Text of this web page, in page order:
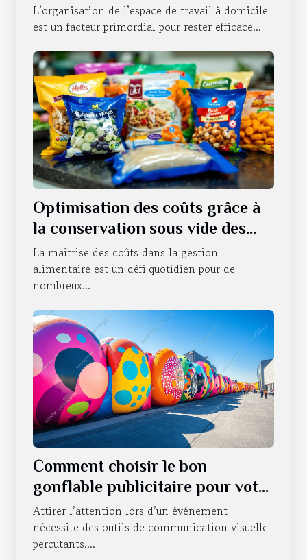
la productivité ?
L’organisation de l’espace de travail à domicile
est un facteur primordial pour rester efficace...
Optimisation des coûts grâce à
la conservation sous vide des
produits alimentaires
La maîtrise des coûts dans la gestion
alimentaire est un défi quotidien pour de
nombreux...
Comment choisir le bon
gonflable publicitaire pour votre
événement ?
Attirer l’attention lors d’un événement
nécessite des outils de communication visuelle
percutants....